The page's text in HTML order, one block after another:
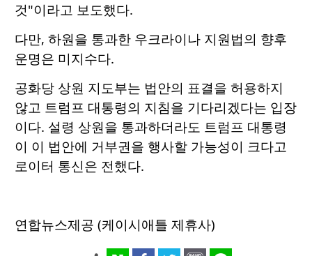
것"이라고 보도했다.
다만, 하원을 통과한 우크라이나 지원법의 향후
운명은 미지수다.
공화당 상원 지도부는 법안의 표결을 허용하지
않고 트럼프 대통령의 지침을 기다리겠다는 입장
이다. 설령 상원을 통과하더라도 트럼프 대통령
이 이 법안에 거부권을 행사할 가능성이 크다고
로이터 통신은 전했다.
연합뉴스제공 (케이시애틀 제휴사)